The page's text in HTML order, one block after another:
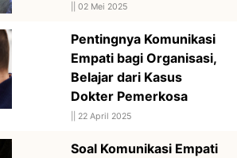
02 Mei 2025
Pentingnya Komunikasi
Empati bagi Organisasi,
Belajar dari Kasus
Dokter Pemerkosa
22 April 2025
Soal Komunikasi Empati